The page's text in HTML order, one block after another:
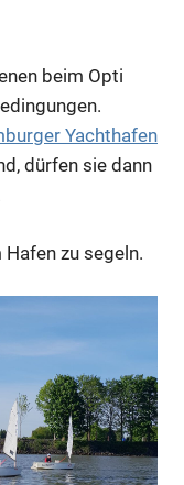
beim Opti
Yachthafen
dürfen sie dann
zu segeln.